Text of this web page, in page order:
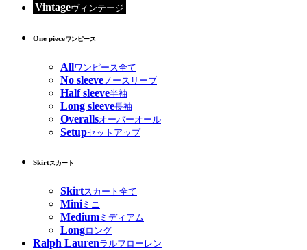
Vintageヴィンテージ
One pieceワンピース
Allワンピース全て
No sleeve ノースリーブ
Half sleeve半袖
Long sleeve長袖
Overallsオーバーオール
Setupセットアップ
Skirtスカート
Skirtスカート全て
Miniミニ
Medium ミディアム
Longロング
Ralph Laurenラルフローレン